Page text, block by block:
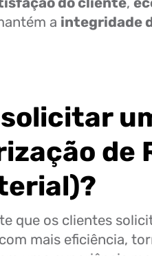
a integridade
de
que os clientes
mais eficiência,